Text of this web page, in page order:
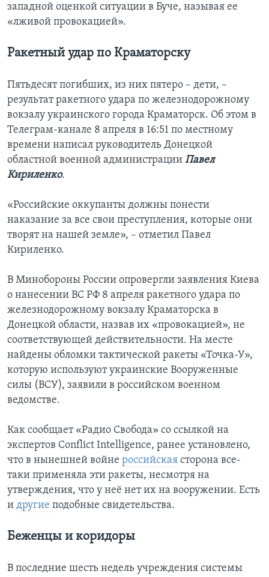
западной оценкой ситуации в Буче, называя ее
«лживой провокацией».
Ракетный удар по Краматорску
Пятьдесят погибших, из них пятеро – дети, –
результат ракетного удара по железнодорожному
вокзалу украинского города Краматорск. Об этом в
Телеграм-канале 8 апреля в 16:51 по местному
времени написал руководитель Донецкой
областной военной администрации Павел
Кириленко.
«Российские оккупанты должны понести
наказание за все свои преступления, которые они
творят на нашей земле», – отметил Павел
Кириленко.
В Минобороны России опровергли заявления Киева
о нанесении ВС РФ 8 апреля ракетного удара по
железнодорожному вокзалу Краматорска в
Донецкой области, назвав их «провокацией», не
соответствующей действительности. На месте
найдены обломки тактической ракеты «Точка-У»,
которую используют украинские Вооруженные
силы (ВСУ), заявили в российском военном
ведомстве.
Как сообщает «Радио Свобода» со ссылкой на
экспертов Conflict Intelligence, ранее установлено,
что в нынешней войне российская сторона все-
таки применяла эти ракеты, несмотря на
утверждения, что у неё нет их на вооружении. Есть
и другие подобные свидетельства.
Беженцы и коридоры
В последние шесть недель учреждения системы